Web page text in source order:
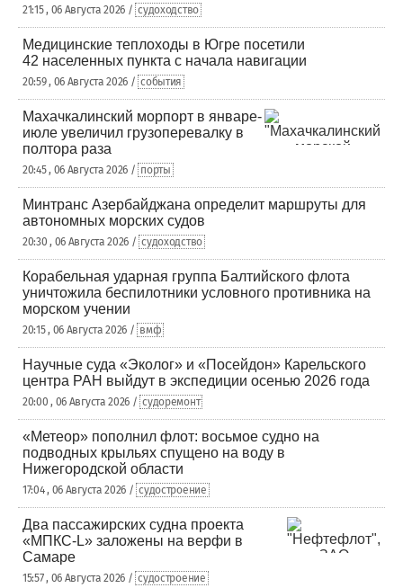
21:15 , 06 Августа 2026 / судоходство
Медицинские теплоходы в Югре посетили
42 населенных пункта с начала навигации
20:59 , 06 Августа 2026 / события
Махачкалинский морпорт в январе-
июле увеличил грузоперевалку в
полтора раза
20:45 , 06 Августа 2026 / порты
Минтранс Азербайджана определит маршруты для
автономных морских судов
20:30 , 06 Августа 2026 / судоходство
Корабельная ударная группа Балтийского флота
уничтожила беспилотники условного противника на
морском учении
20:15 , 06 Августа 2026 / вмф
Научные суда «Эколог» и «Посейдон» Карельского
центра РАН выйдут в экспедиции осенью 2026 года
20:00 , 06 Августа 2026 / судоремонт
«Метеор» пополнил флот: восьмое судно на
подводных крыльях спущено на воду в
Нижегородской области
17:04 , 06 Августа 2026 / судостроение
Два пассажирских судна проекта
«МПКС-L» заложены на верфи в
Самаре
15:57 , 06 Августа 2026 / судостроение